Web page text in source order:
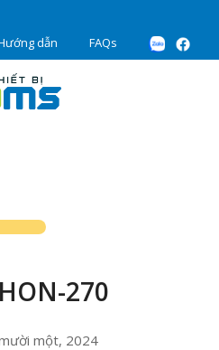
dẫn FAQs
270
một, 2024